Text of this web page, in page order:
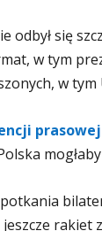
odbył się
w tym
w
prasowej
rakiet